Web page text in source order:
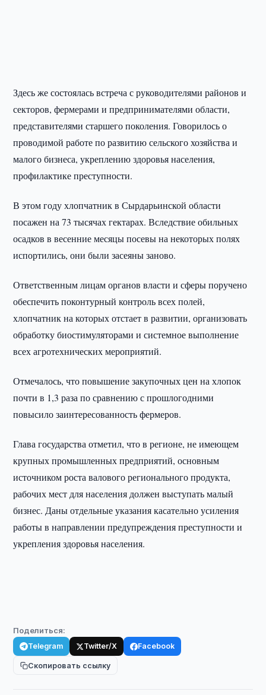
Здесь же состоялась встреча с руководителями районов и
секторов, фермерами и предпринимателями области,
представителями старшего поколения. Говорилось о
проводимой работе по развитию сельского хозяйства и
малого бизнеса, укреплению здоровья населения,
профилактике преступности.
В этом году хлопчатник в Сырдарьинской области
посажен на 73 тысячах гектарах. Вследствие обильных
осадков в весенние месяцы посевы на некоторых полях
испортились, они были засеяны заново.
Ответственным лицам органов власти и сферы поручено
обеспечить поконтурный контроль всех полей,
хлопчатник на которых отстает в развитии, организовать
обработку биостимуляторами и системное выполнение
всех агротехнических мероприятий.
Отмечалось, что повышение закупочных цен на хлопок
почти в 1,3 раза по сравнению с прошлогодними
повысило заинтересованность фермеров.
Глава государства отметил, что в регионе, не имеющем
крупных промышленных предприятий, основным
источником роста валового регионального продукта,
рабочих мест для населения должен выступать малый
бизнес. Даны отдельные указания касательно усиления
работы в направлении предупреждения преступности и
укрепления здоровья населения.
Поделиться:
Telegram Twitter/X Facebook
Скопировать ссылку